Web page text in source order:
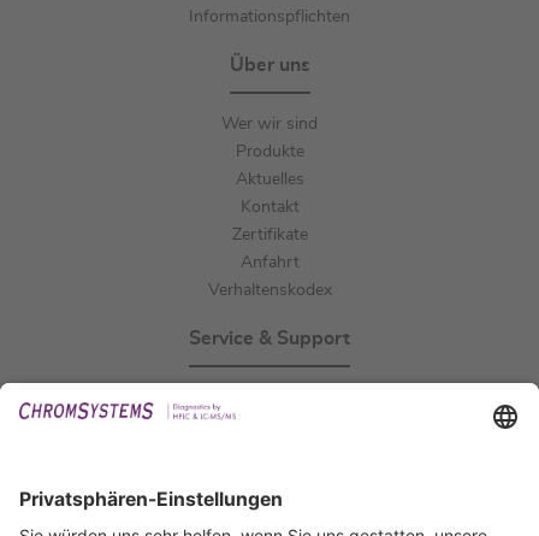
Informationspflichten
Über uns
Wer wir sind
Produkte
Aktuelles
Kontakt
Zertifikate
Anfahrt
Verhaltenskodex
Service & Support
IFU anfordern